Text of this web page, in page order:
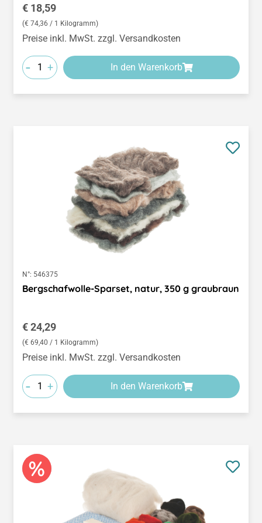
Regulärer Preis:
€ 18,59
(€ 74,36 / 1 Kilogramm)
Preise inkl. MwSt. zzgl. Versandkosten
- + In den Warenkorb
N°: 546375
Bergschafwolle-Sparset, natur, 350 g graubraun
Regulärer Preis:
€ 24,29
(€ 69,40 / 1 Kilogramm)
Preise inkl. MwSt. zzgl. Versandkosten
- + In den Warenkorb